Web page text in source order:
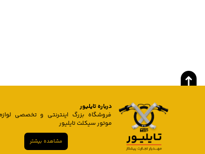
درباره تایلیور
فروشگاه بزرگ اینترنتی و تخصصی
موتور سیکلت تایلیور
مشاهده بیشتر